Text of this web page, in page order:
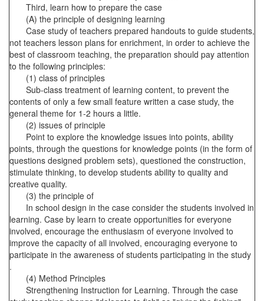
Third, learn how to prepare the case
(A) the principle of designing learning
Case study of teachers prepared handouts to guide students,
not teachers lesson plans for enrichment, in order to achieve the
best of classroom teaching, the preparation should pay attention
to the following principles:
(1) class of principles
Sub-class treatment of learning content, to prevent the
contents of only a few small feature written a case study, the
general theme for 1-2 hours a little.
(2) issues of principle
Point to explore the knowledge issues into points, ability
points, through the questions for knowledge points (in the form of
questions designed problem sets), questioned the construction,
stimulate thinking, to develop students ability to quality and
creative quality.
(3) the principle of
In school design in the case consider the students involved in
learning. Case by learn to create opportunities for everyone
involved, encourage the enthusiasm of everyone involved to
improve the capacity of all involved, encouraging everyone to
participate in the awareness of students participating in the study
.
(4) Method Principles
Strengthening Instruction for Learning. Through the case